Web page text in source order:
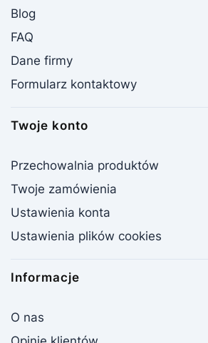
Blog
FAQ
Dane firmy
Formularz kontaktowy
Twoje konto
Przechowalnia produktów
Twoje zamówienia
Ustawienia konta
Ustawienia plików cookies
Informacje
O nas